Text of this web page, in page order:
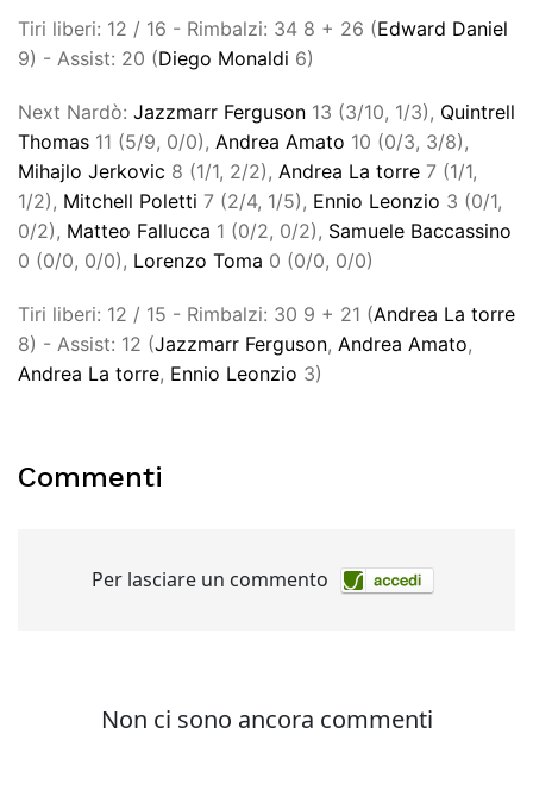
Tiri liberi: 12 / 16 - Rimbalzi: 34 8 + 26 (Edward Daniel
9) - Assist: 20 (Diego Monaldi 6)
Next Nardò: Jazzmarr Ferguson 13 (3/10, 1/3), Quintrell
Thomas 11 (5/9, 0/0), Andrea Amato 10 (0/3, 3/8),
Mihajlo Jerkovic 8 (1/1, 2/2), Andrea La torre 7 (1/1,
1/2), Mitchell Poletti 7 (2/4, 1/5), Ennio Leonzio 3 (0/1,
0/2), Matteo Fallucca 1 (0/2, 0/2), Samuele Baccassino
0 (0/0, 0/0), Lorenzo Toma 0 (0/0, 0/0)
Tiri liberi: 12 / 15 - Rimbalzi: 30 9 + 21 (Andrea La torre
8) - Assist: 12 (Jazzmarr Ferguson, Andrea Amato,
Andrea La torre, Ennio Leonzio 3)
Commenti